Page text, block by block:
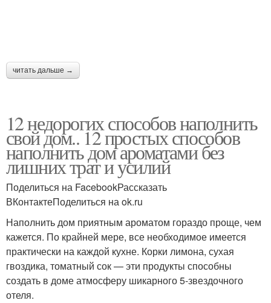
читать дальше →
12 недорогих способов наполнить
свой дом.. 12 простых способов
наполнить дом ароматами без
лишних трат и усилий
Поделиться на FacebookРассказать
ВКонтактеПоделиться на ok.ru
Наполнить дом приятным ароматом гораздо проще, чем
кажется. По крайней мере, все необходимое имеется
практически на каждой кухне. Корки лимона, сухая
гвоздика, томатный сок — эти продукты способны
создать в доме атмосферу шикарного 5-звездочного
отеля.